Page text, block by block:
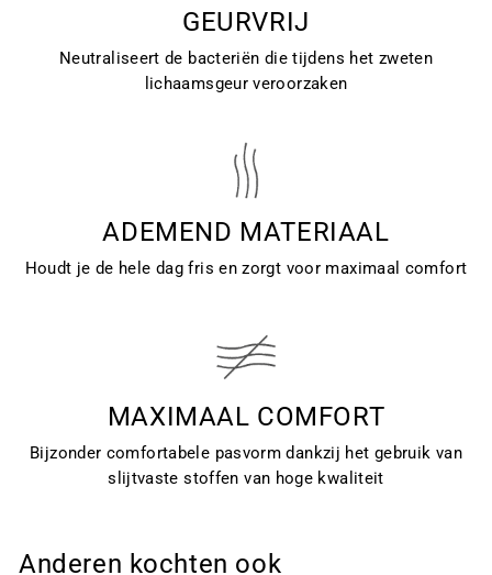
GEURVRIJ
Neutraliseert de bacteriën die tijdens het zweten
lichaamsgeur veroorzaken
ADEMEND MATERIAAL
Houdt je de hele dag fris en zorgt voor maximaal comfort
MAXIMAAL COMFORT
Bijzonder comfortabele pasvorm dankzij het gebruik van
slijtvaste stoffen van hoge kwaliteit
Anderen kochten ook